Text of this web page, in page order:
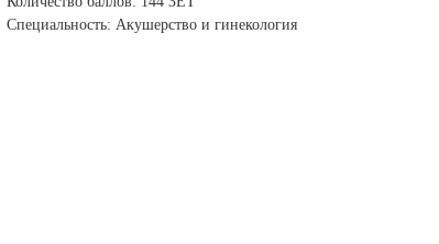
Специальность: Акушерство и гинекология